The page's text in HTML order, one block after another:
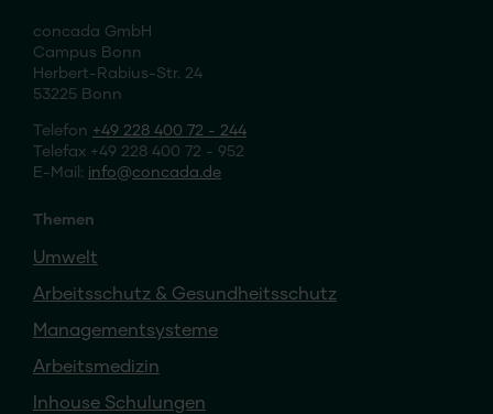
concada GmbH
Campus Bonn
Herbert-Rabius-Str. 24
53225 Bonn
Telefon +49 228 400 72 - 244
Telefax +49 228 400 72 - 952
E-Mail: info concada.de
Themen
Umwelt
Arbeitsschutz & Gesundheitsschutz
Managementsysteme
Arbeitsmedizin
Inhouse Schulungen